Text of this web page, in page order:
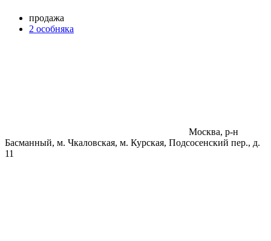
продажа
2 особняка
Москва, р-н
Басманный, м. Чкаловская, м. Курская, Подсосенский пер., д.
11